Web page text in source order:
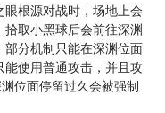
根源对战时，场地上会
取小黑球后会前往深渊
分机制只能在深渊位面
使用普通攻击，并且攻
位面停留过久会被强制